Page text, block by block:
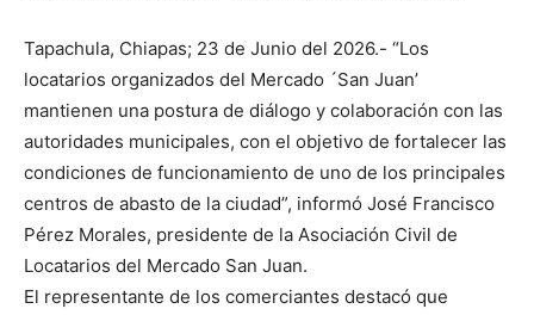
Tapachula, Chiapas; 23 de Junio del 2026.- “Los
locatarios organizados del Mercado ´San Juan’
mantienen una postura de diálogo y colaboración con las
autoridades municipales, con el objetivo de fortalecer las
condiciones de funcionamiento de uno de los principales
centros de abasto de la ciudad”, informó José Francisco
Pérez Morales, presidente de la Asociación Civil de
Locatarios del Mercado San Juan.
El representante de los comerciantes destacó que